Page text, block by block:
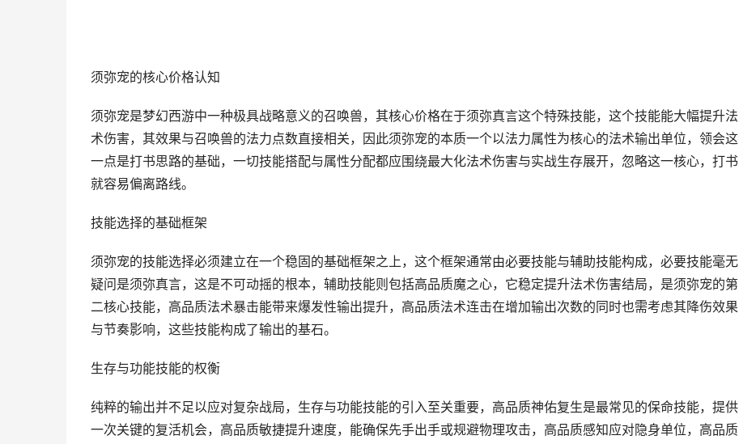
须弥宠的核心价格认知
须弥宠是梦幻西游中一种极具战略意义的召唤兽，其核心价格在于须弥真言这个特殊技能，这个技能能大幅提升法
术伤害，其效果与召唤兽的法力点数直接相关，因此须弥宠的本质一个以法力属性为核心的法术输出单位，领会这
一点是打书思路的基础，一切技能搭配与属性分配都应围绕最大化法术伤害与实战生存展开，忽略这一核心，打书
就容易偏离路线。
技能选择的基础框架
须弥宠的技能选择必须建立在一个稳固的基础框架之上，这个框架通常由必要技能与辅助技能构成，必要技能毫无
疑问是须弥真言，这是不可动摇的根本，辅助技能则包括高品质魔之心，它稳定提升法术伤害结局，是须弥宠的第
二核心技能，高品质法术暴击能带来爆发性输出提升，高品质法术连击在增加输出次数的同时也需考虑其降伤效果
与节奏影响，这些技能构成了输出的基石。
生存与功能技能的权衡
纯粹的输出并不足以应对复杂战局，生存与功能技能的引入至关重要，高品质神佑复生是最常见的保命技能，提供
一次关键的复活机会，高品质敏捷提升速度，能确保先手出手或规避物理攻击，高品质感知应对隐身单位，高品质